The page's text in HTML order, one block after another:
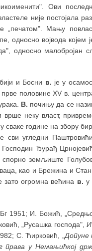
Ови
није постојала
„печатом". Мању
односно војвода
односно малобројан
и Босни в. је у
прве половине XV в.
В. почињу да се
неку власт,
године на збору
сви угледни
Ђурађ
земљиште
као и Брежина и
зато огромна већина в. у
, Бг 1951; И. Божић,
„Русашка господа",
С. Ћирковић, „ Допуне
права у Немањићкој